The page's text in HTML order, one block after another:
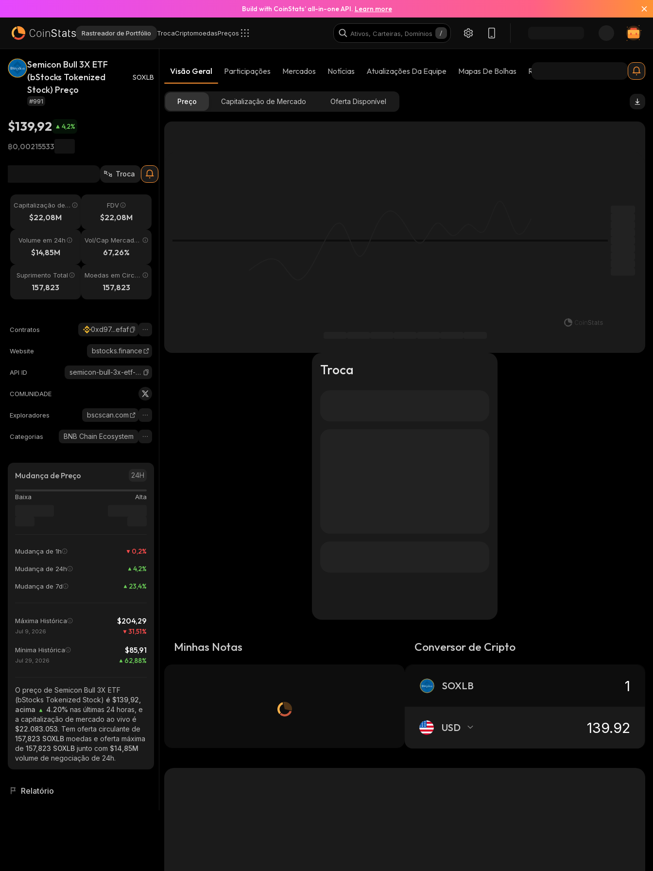
Build with CoinStats’ all-in-one API. Learn more
Rastreador de Portfólio TrocaCriptomoedasPreços
Semicon Bull 3X ETF
(bStocks Tokenized
Stock) Preço
SOXLB
#991
$139,92 4,2%
฿0,00215533
Troca
Capitalização de
Mercado$22,08M
FDV
$22,08M
Volume em 24h
$14,85M
Vol/Cap Mercado
67,26%
Suprimento Total
157,823
Moedas em Circul
157,823
Contratos 0xd97...efaf
Website bstocks.finance
API ID semicon-bull-3x-etf-bstocks-tokenized-stock
COMUNIDADE
Exploradores bscscan.com
Categorias BNB Chain Ecosystem
Mudança de Preço 24H
Baixa Alta
Mudança de 1h 0,2%
Mudança de 24h 4,2%
Mudança de 7d 23,4%
Máxima Histórica $204,29
Jul 9, 2026 31,51%
Mínima Histórica $85,91
Jul 29, 2026 62,88%
O preço de Semicon Bull 3X ETF
(bStocks Tokenized Stock) é $139,92,
acima
4.20% nas últimas 24 horas, e
a capitalização de mercado ao vivo é
$22.083.053. Tem oferta circulante de
157,823 SOXLB moedas e oferta máxima
de 157,823 SOXLB junto com $14,85M
volume de negociação de 24h.
Relatório
Visão Geral Participações Mercados Notícias Atualizações Da Equipe Mapas De Bolhas Riscos 😱
Preço Capitalização de Mercado Oferta Disponível
Troca
Minhas Notas Conversor de Cripto
SOXLB
USD